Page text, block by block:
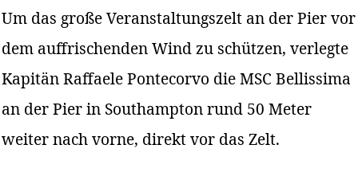
Um das große Veranstaltungszelt an der Pier vor
dem auffrischenden Wind zu schützen, verlegte
Kapitän Raffaele Pontecorvo die MSC Bellissima
an der Pier in Southampton rund 50 Meter
weiter nach vorne, direkt vor das Zelt.